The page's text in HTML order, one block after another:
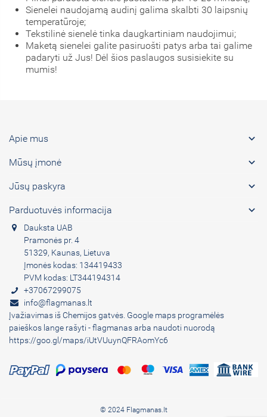
Sienelei naudojamą audinį galima skalbti 30 laipsnių
temperatūroje;
Tekstilinė sienelė tinka daugkartiniam naudojimui;
Maketą sienelei galite pasiruošti patys arba tai galime
padaryti už Jus! Dėl šios paslaugos susisiekite su
mumis!
Apie mus 
Mūsų įmonė 
Jūsų paskyra 
Parduotuvės informacija 
Dauksta UAB
Pramonės pr. 4
51329, Kaunas, Lietuva
Įmonės kodas: 134419433
PVM kodas: LT344194314
+37067299075
info@flagmanas.lt
Įvažiavimas iš Chemijos gatvės. Google maps programėlės
paieškos lange rašyti - flagmanas arba naudoti nuorodą
https://goo.gl/maps/iUtVUuynQFRAomYc6
© 2024 Flagmanas.lt